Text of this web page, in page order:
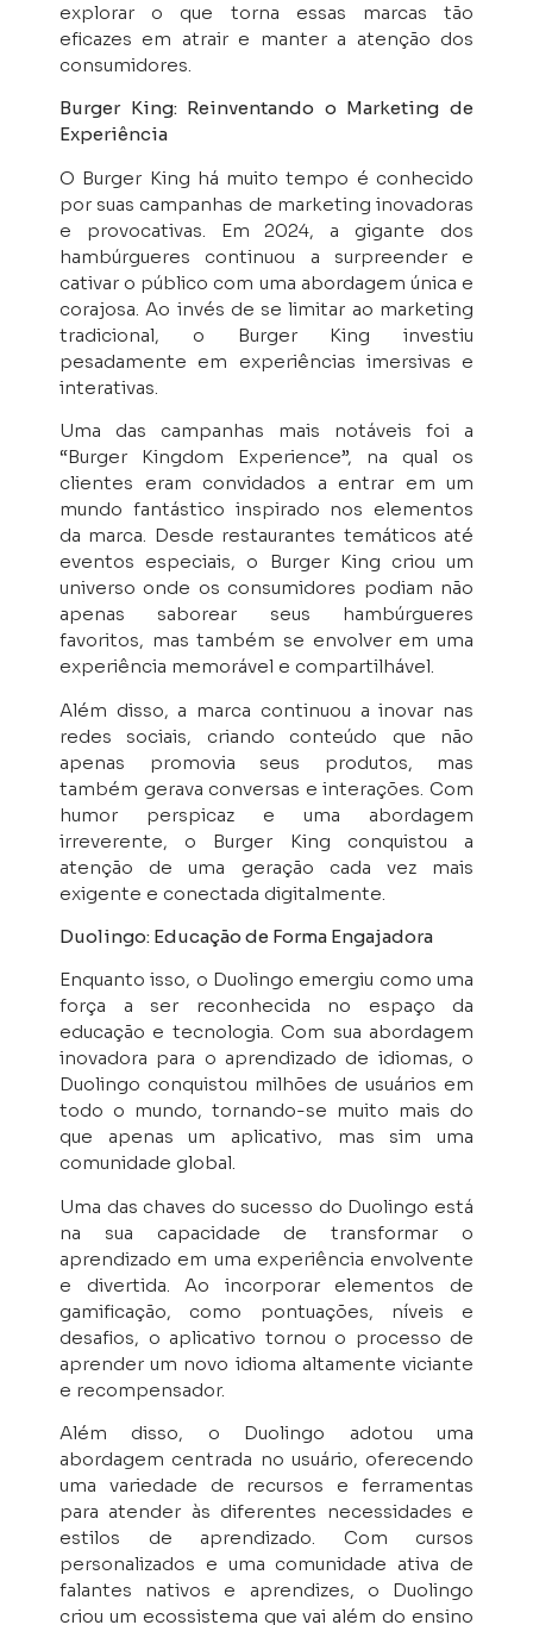
explorar o que torna essas marcas tão
eficazes em atrair e manter a atenção dos
consumidores.
Burger King: Reinventando o Marketing de
Experiência
O Burger King há muito tempo é conhecido
por suas campanhas de marketing inovadoras
e provocativas. Em 2024, a gigante dos
hambúrgueres continuou a surpreender e
cativar o público com uma abordagem única e
corajosa. Ao invés de se limitar ao marketing
tradicional, o Burger King investiu
pesadamente em experiências imersivas e
interativas.
Uma das campanhas mais notáveis foi a
“Burger Kingdom Experience”, na qual os
clientes eram convidados a entrar em um
mundo fantástico inspirado nos elementos
da marca. Desde restaurantes temáticos até
eventos especiais, o Burger King criou um
universo onde os consumidores podiam não
apenas saborear seus hambúrgueres
favoritos, mas também se envolver em uma
experiência memorável e compartilhável.
Além disso, a marca continuou a inovar nas
redes sociais, criando conteúdo que não
apenas promovia seus produtos, mas
também gerava conversas e interações. Com
humor perspicaz e uma abordagem
irreverente, o Burger King conquistou a
atenção de uma geração cada vez mais
exigente e conectada digitalmente.
Duolingo: Educação de Forma Engajadora
Enquanto isso, o Duolingo emergiu como uma
força a ser reconhecida no espaço da
educação e tecnologia. Com sua abordagem
inovadora para o aprendizado de idiomas, o
Duolingo conquistou milhões de usuários em
todo o mundo, tornando-se muito mais do
que apenas um aplicativo, mas sim uma
comunidade global.
Uma das chaves do sucesso do Duolingo está
na sua capacidade de transformar o
aprendizado em uma experiência envolvente
e divertida. Ao incorporar elementos de
gamificação, como pontuações, níveis e
desafios, o aplicativo tornou o processo de
aprender um novo idioma altamente viciante
e recompensador.
Além disso, o Duolingo adotou uma
abordagem centrada no usuário, oferecendo
uma variedade de recursos e ferramentas
para atender às diferentes necessidades e
estilos de aprendizado. Com cursos
personalizados e uma comunidade ativa de
falantes nativos e aprendizes, o Duolingo
criou um ecossistema que vai além do ensino